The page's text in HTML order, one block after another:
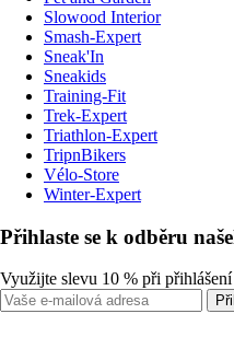
Slowood Interior
Smash-Expert
Sneak'In
Sneakids
Training-Fit
Trek-Expert
Triathlon-Expert
TripnBikers
Vélo-Store
Winter-Expert
Přihlaste se k odběru
Využijte slevu 10 % při